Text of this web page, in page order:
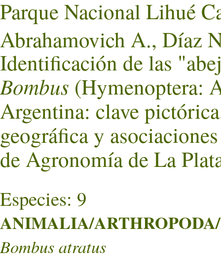
Parque Nacional Lihué
Abrahamovich A., Díaz
Identificación de las
Bombus (Hymenoptera:
Argentina: clave
geográfica y
de Agronomía de La
Especies: 9
ANIMALIA/
Bombus atratus